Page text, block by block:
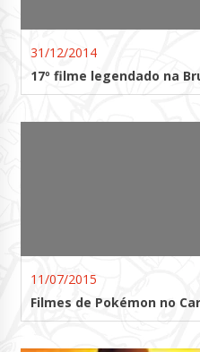
31/12/2014
17º filme legendado na
11/07/2015
Filmes de Pokémon no